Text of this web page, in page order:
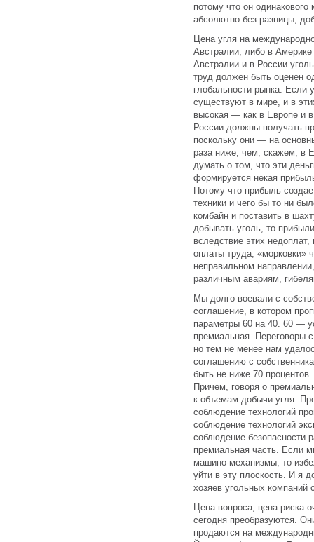
потому что он
абсолютно без разницы,
Цена угля на
Австралии, либо в
Австралии и в России
труд должен быть оценен
глобальности рынка. Если
существуют в мире, и в
высокая — как в Европе и
России должны получать
поскольку они — на
раза ниже, чем, скажем, в
думать о том, что эти
формируется некая
Потому что прибыль
техники и чего бы то ни
комбайн и поставить в
добывать уголь, то
вследствие этих
оплаты труда, «морковки»
неправильном
различным авариям,
Мы долго воевали с
соглашение, в котором
параметры 60 на 40. 60 —
премиальная. Переговоры
но тем не менее нам
соглашению с
быть не ниже 70
Причем, говоря о
к объемам добычи угля.
соблюдение технологий
соблюдение технологий
соблюдение безопасности
премиальная часть. Если
машино-механизмы, то
уйти в эту плоскость. И я
хозяев угольных компаний
Цена вопроса, цена риска
сегодня преобразуются.
продаются на